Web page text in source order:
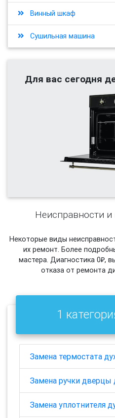
Винный шкаф
Сушильная машина
Для вас сегодня
Неисправности
Некоторые виды
их ремонт. Более
мастера. Диагностика 0₽,
отказа от ремонта
1
Замена термостата
Замена ручки дверцы
Замена уплотнителя